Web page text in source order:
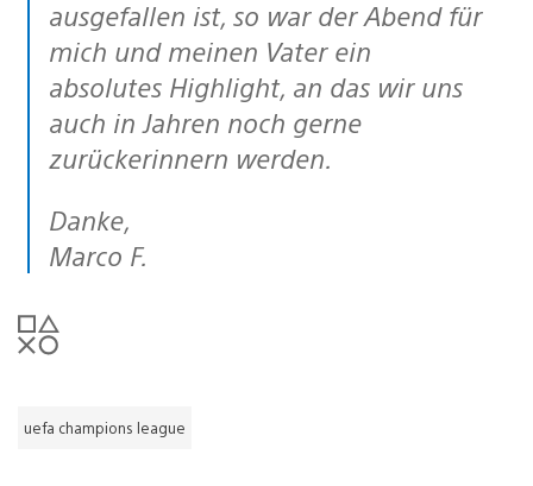
ausgefallen ist, so war der Abend für
mich und meinen Vater ein
absolutes Highlight, an das wir uns
auch in Jahren noch gerne
zurückerinnern werden.
Danke,
Marco F.
uefa champions league